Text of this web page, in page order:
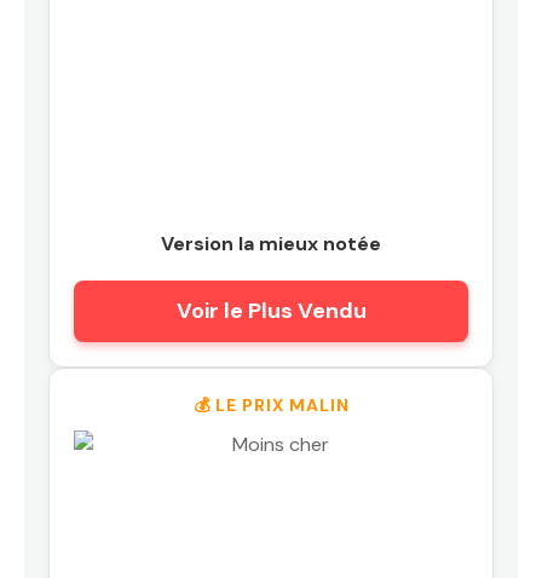
Version la mieux notée
Voir le Plus Vendu
💰 LE PRIX MALIN